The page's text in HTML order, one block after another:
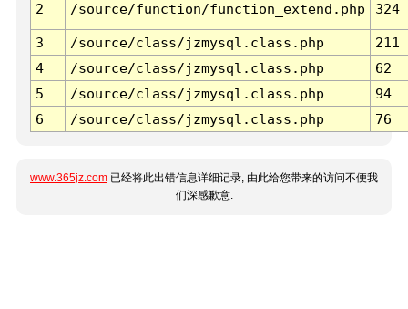
2 /source/function/function_extend.php 324
3 /source/class/jzmysql.class.php
211
4
/source/class/jzmysql.class.php
62
5
/source/class/jzmysql.class.php
94
6
/source/class/jzmysql.class.php 76
www.365jz.com 已经将此出错信息详细记录, 由此给您带来的访问不便我
们深感歉意.